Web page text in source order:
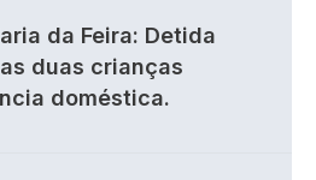
da Feira: Detida
duas crianças
doméstica.